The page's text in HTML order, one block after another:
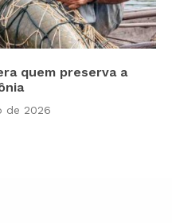
quem preserva a
de 2026